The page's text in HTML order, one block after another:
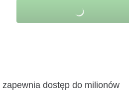
dostęp do milionów